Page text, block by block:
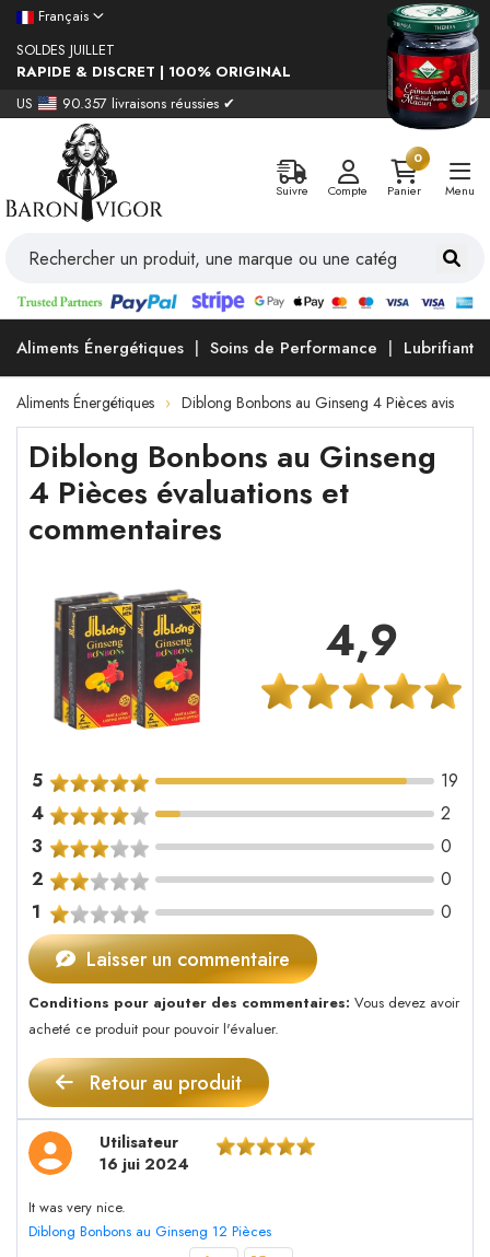
Français
SOLDES JUILLET
RAPIDE & DISCRET | 100% ORIGINAL
US
90.357 livraisons réussies ✔
Suivre Compte
0
Panier
Menu
Aliments Énergétiques Soins de Performance Lubrifiants
Aliments Énergétiques Diblong Bonbons au Ginseng 4 Pièces avis
Diblong Bonbons au Ginseng
4 Pièces évaluations et
commentaires
4,9
5
19
4
2
3
0
2
0
1
0
Laisser un commentaire
Conditions pour ajouter des commentaires: Vous devez avoir
acheté ce produit pour pouvoir l'évaluer.
Retour au produit
Utilisateur
16 jui 2024
It was very nice.
Diblong Bonbons au Ginseng 12 Pièces